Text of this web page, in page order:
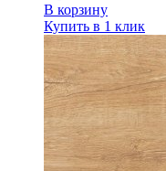
В корзину
Купить в 1 клик